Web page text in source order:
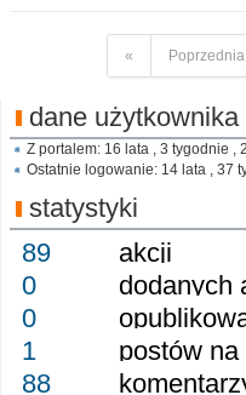
« Poprzednia
dane użytkownika
Z portalem: 16 lata , 3 tygodnie ,
Ostatnie logowanie: 14 lata , 37
statystyki
89
akcji
0
dodanych
0
1
postów na
88